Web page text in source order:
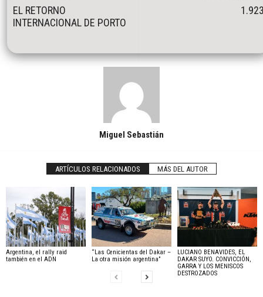
EL RETORNO
INTERNACIONAL DE PORTO
Miguel Sebastián
ARTÍCULOS RELACIONADOS MÁS DEL AUTOR
Argentina, el rally raid
también en el ADN
“Las Cenicientas del Dakar –
La otra misión argentina”
LUCIANO BENAVIDES, EL
DAKAR SUYO. CONVICCIÓN,
GARRA Y LOS MENISCOS
DESTROZADOS